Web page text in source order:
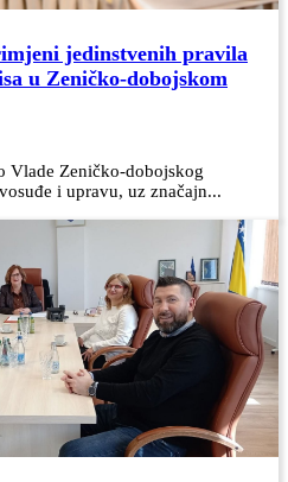
jedinstvenih pravila
u Zeničko-dobojskom
Vlade Zeničko-dobojskog
i upravu, uz značajn...